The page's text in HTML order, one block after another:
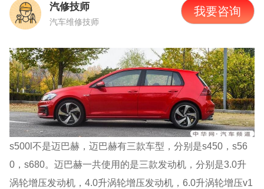
汽修技师
汽车维修技师
我要咨询
s500l不是迈巴赫，迈巴赫有三款车型，分别是s450，s56
0，s680。迈巴赫一共使用的是三款发动机，分别是3.0升
涡轮增压发动机，4.0升涡轮增压发动机，6.0升涡轮增压v1